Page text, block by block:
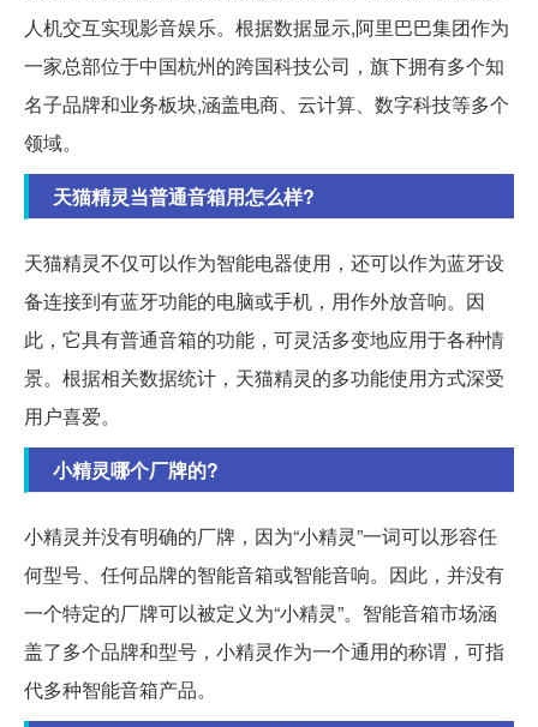
人机交互实现影音娱乐。根据数据显示,阿里巴巴集团作为
一家总部位于中国杭州的跨国科技公司，旗下拥有多个知
名子品牌和业务板块,涵盖电商、云计算、数字科技等多个
领域。
天猫精灵当普通音箱用怎么样?
天猫精灵不仅可以作为智能电器使用，还可以作为蓝牙设
备连接到有蓝牙功能的电脑或手机，用作外放音响。因
此，它具有普通音箱的功能，可灵活多变地应用于各种情
景。根据相关数据统计，天猫精灵的多功能使用方式深受
用户喜爱。
小精灵哪个厂牌的?
小精灵并没有明确的厂牌，因为“小精灵”一词可以形容任
何型号、任何品牌的智能音箱或智能音响。因此，并没有
一个特定的厂牌可以被定义为“小精灵”。智能音箱市场涵
盖了多个品牌和型号，小精灵作为一个通用的称谓，可指
代多种智能音箱产品。